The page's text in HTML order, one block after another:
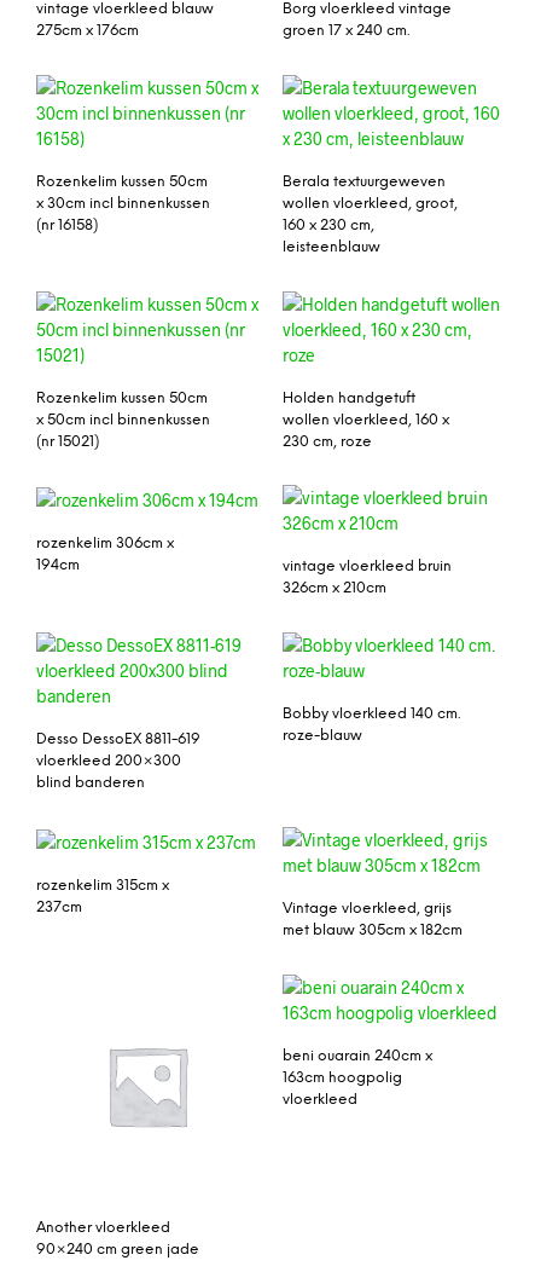
vintage vloerkleed blauw
275cm x 176cm
Borg vloerkleed vintage
groen 17 x 240 cm.
Rozenkelim kussen 50cm
x 30cm incl binnenkussen
(nr 16158)
Berala textuurgeweven
wollen vloerkleed, groot,
160 x 230 cm,
leisteenblauw
Rozenkelim kussen 50cm
x 50cm incl binnenkussen
(nr 15021)
Holden handgetuft
wollen vloerkleed, 160 x
230 cm, roze
rozenkelim 306cm x
194cm
vintage vloerkleed bruin
326cm x 210cm
Desso DessoEX 8811-619
vloerkleed 200×300
blind banderen
Bobby vloerkleed 140 cm.
roze-blauw
rozenkelim 315cm x
237cm
Vintage vloerkleed, grijs
met blauw 305cm x 182cm
Another vloerkleed
90×240 cm green jade
beni ouarain 240cm x
163cm hoogpolig
vloerkleed